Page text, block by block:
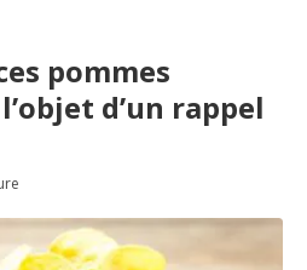
pommes
d’un rappel